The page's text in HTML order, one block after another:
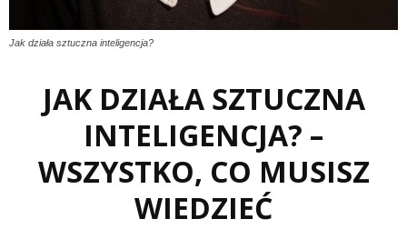
Jak działa sztuczna inteligencja?
JAK DZIAŁA SZTUCZNA
INTELIGENCJA? –
WSZYSTKO, CO MUSISZ
WIEDZIEĆ